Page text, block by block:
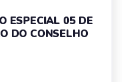
ESPECIAL 05 DE
DO CONSELHO